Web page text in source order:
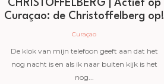
CHRISTOFFELBERG | Actief op
Curaçao‎: de Christoffelberg op!
Curaçao
De klok van mijn telefoon geeft aan dat het
nog nacht is en als ik naar buiten kijk is het
nog...